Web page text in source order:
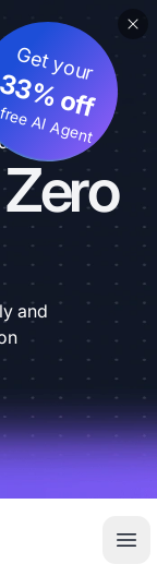
Get your
33% off
AI Agent
and